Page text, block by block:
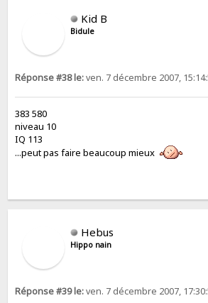
Kid B
Bidule
Réponse #38 le:ven. 7 décembre 2007,
383 580
niveau 10
IQ 113
...peut pas faire beaucoup mieux
Hebus
Hippo nain
Réponse #39 le:ven. 7 décembre 2007,